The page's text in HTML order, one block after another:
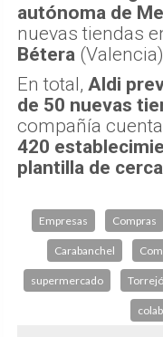
autónoma de
nuevas tiendas
Bétera
En total, Aldi
de 50 nuevas
compañía
420
plantilla de
Empresas Compras
Carabanchel
supermercado